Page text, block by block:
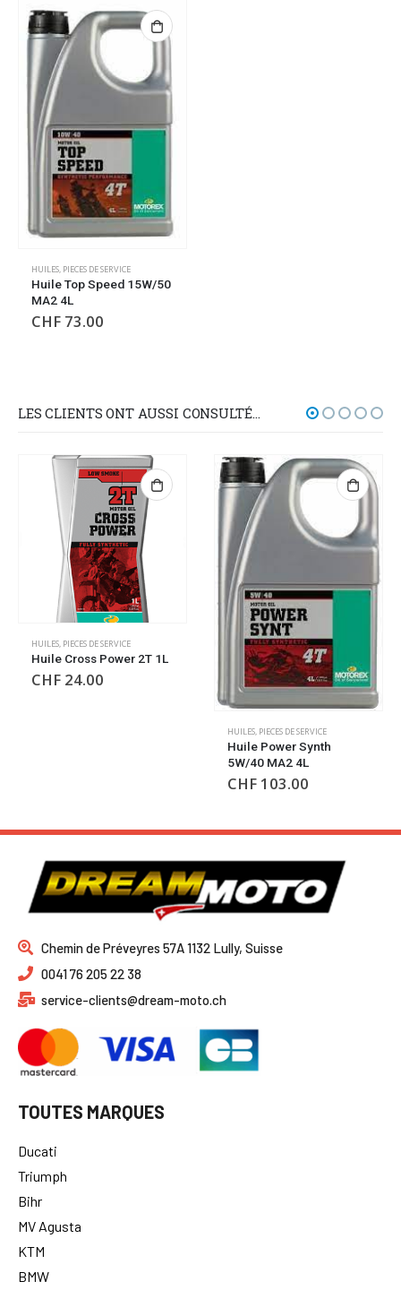
HUILES, PIECES DE SERVICE
Huile Top Speed 15W/50
MA2 4L
CHF 73.00
LES CLIENTS ONT AUSSI CONSULTÉ…
HUILES, PIECES DE SERVICE
Huile Cross Power 2T 1L
CHF 24.00
HUILES, PIECES DE SERVICE
Huile Power Synth
5W/40 MA2 4L
CHF 103.00
Chemin de Préveyres 57A 1132 Lully, Suisse
0041 76 205 22 38
service-clients@dream-moto.ch
TOUTES MARQUES
Ducati
Triumph
Bihr
MV Agusta
KTM
BMW